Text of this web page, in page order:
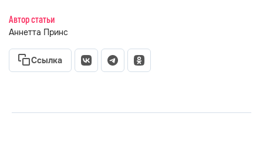
Автор статьи
Аннетта Принс
Ссылка